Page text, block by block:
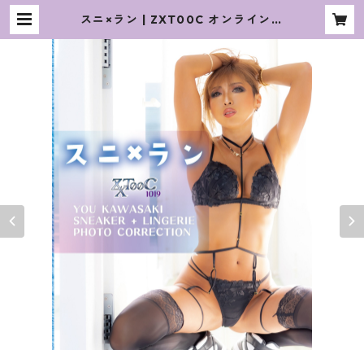
スニ×ラン | ZXT00C オンラインシ